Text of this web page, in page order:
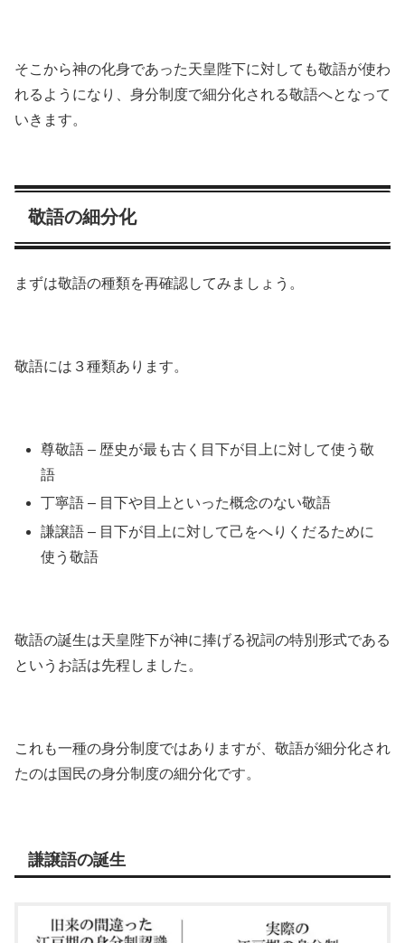
そこから神の化身であった天皇陛下に対しても敬語が使わ
れるようになり、身分制度で細分化される敬語へとなって
いきます。
敬語の細分化
まずは敬語の種類を再確認してみましょう。
敬語には３種類あります。
尊敬語 – 歴史が最も古く目下が目上に対して使う敬
語
丁寧語 – 目下や目上といった概念のない敬語
謙譲語 – 目下が目上に対して己をへりくだるために
使う敬語
敬語の誕生は天皇陛下が神に捧げる祝詞の特別形式である
というお話は先程しました。
これも一種の身分制度ではありますが、敬語が細分化され
たのは国民の身分制度の細分化です。
謙譲語の誕生